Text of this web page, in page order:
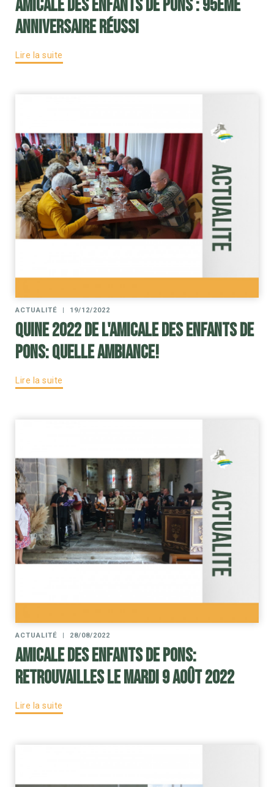
Amicale des Enfants de Pons : 95ème
anniversaire réussi
Lire la suite
ACTUALITÉ | 19/12/2022
Quine 2022 de l'amicale des enfants de
Pons: Quelle ambiance!
Lire la suite
ACTUALITÉ | 28/08/2022
Amicale des enfants de Pons:
Retrouvailles le mardi 9 août 2022
Lire la suite